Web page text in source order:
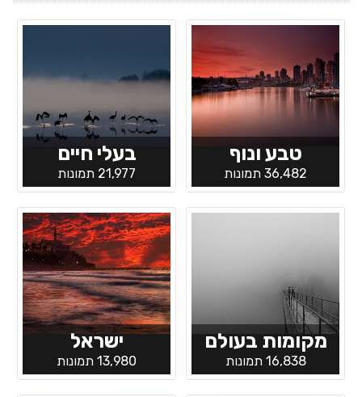
טבע ונוף
36,482 תמונות
בעלי חיים
21,977 תמונות
מקומות בעולם
16,838 תמונות
ישראל
13,980 תמונות